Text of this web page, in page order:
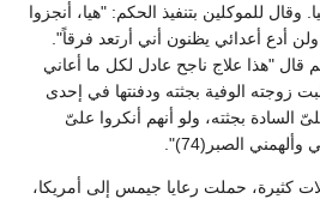
للموكلين بتنفيذ الحكم: "هيا، أنجزوا
أدع أعدائي يظنون أني أرتعد فرقاً".
قال "هذا علاج ناجح عادل لكل ما أعاني
وطالبت زوجته الوفية بجثته ودفنتها في إحدى
السادة بجثته، ولو أنهم أنكروا علىّ
الصبر(74)".
كثيرة، حملت رعايا جيمس إلى أمريكا،